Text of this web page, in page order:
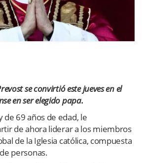
se convirtió este jueves en el
en ser elegido papa.
de 69 años de edad, le
de ahora liderar a los miembros
de la Iglesia católica, compuesta
personas.